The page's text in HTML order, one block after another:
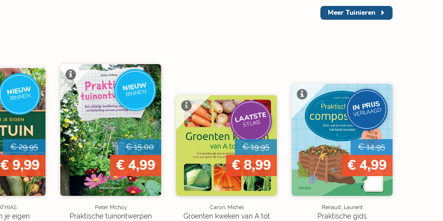
Meer Tuinieren
NIEUW
BINNEN
€ 29,95
€ 9,99
je eigen
NIEUW
BINNEN
€ 15,00
€ 4,99
Peter Mchoy
Praktische tuinontwerpen
LAATSTE
STUKS
€ 19,95
€ 8,99
Caron, Michel
Groenten kweken van A tot
IN PRIJS
VERLAAGD
€ 14,95
€ 4,99
Renault, Laurent
Praktische gids